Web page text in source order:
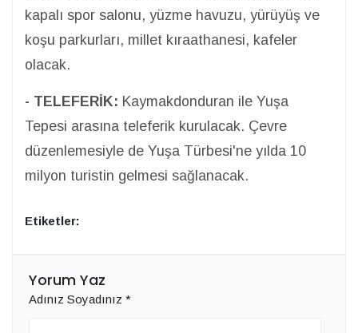
kapalı spor salonu, yüzme havuzu, yürüyüş ve
koşu parkurları, millet kıraathanesi, kafeler
olacak.
- TELEFERİK: Kaymakdonduran ile Yuşa
Tepesi arasına teleferik kurulacak. Çevre
düzenlemesiyle de Yuşa Türbesi'ne yılda 10
milyon turistin gelmesi sağlanacak.
Etiketler:
Yorum Yaz
Adınız Soyadınız *